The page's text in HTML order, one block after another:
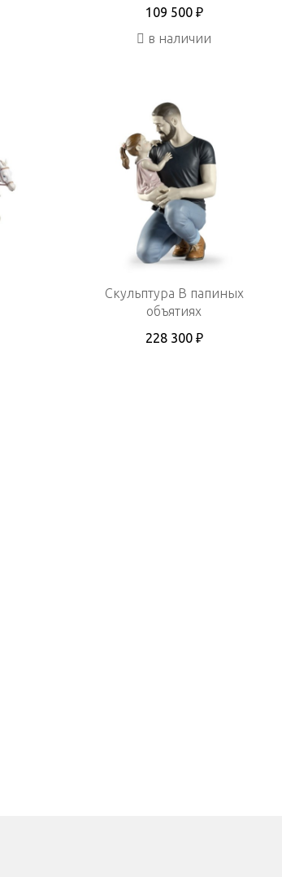
109 500 ₽
в наличии
Скульптура В папиных
объятиях
228 300 ₽